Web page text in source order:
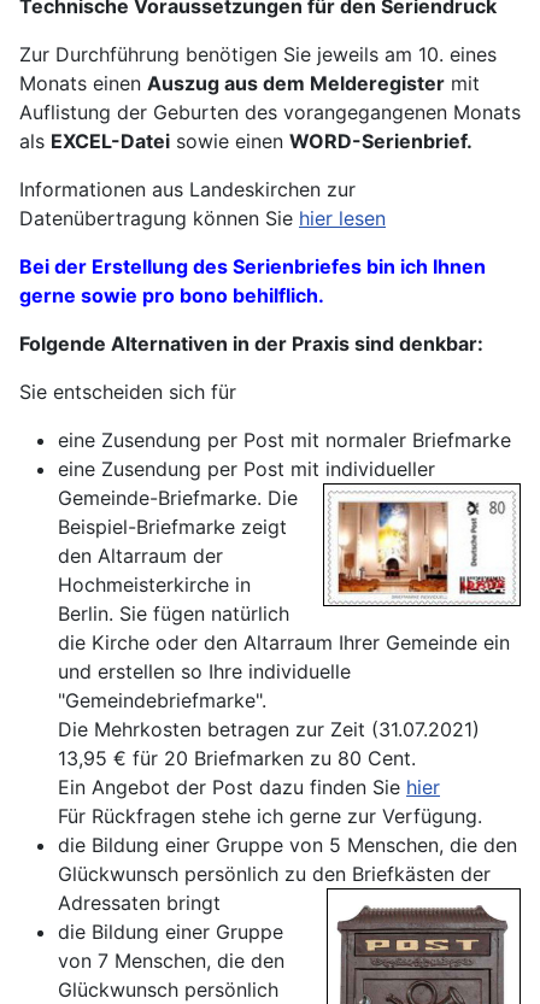
Technische Voraussetzungen für den Seriendruck
Zur Durchführung benötigen Sie jeweils am 10. eines
Monats einen Auszug aus dem Melderegister mit
Auflistung der Geburten des vorangegangenen Monats
als EXCEL-Datei sowie einen WORD-Serienbrief.
Informationen aus Landeskirchen zur
Datenübertragung können Sie hier lesen
Bei der Erstellung des Serienbriefes bin ich Ihnen
gerne sowie pro bono behilflich.
Folgende Alternativen in der Praxis sind denkbar:
Sie entscheiden sich für
eine Zusendung per Post mit normaler Briefmarke
eine Zusendung per Post mit individueller
Gemeinde-Briefmarke. Die
Beispiel-Briefmarke zeigt
den Altarraum der
Hochmeisterkirche in
Berlin. Sie fügen natürlich
die Kirche oder den Altarraum Ihrer Gemeinde ein
und erstellen so Ihre individuelle
"Gemeindebriefmarke".
Die Mehrkosten betragen zur Zeit (31.07.2021)
13,95 € für 20 Briefmarken zu 80 Cent.
Ein Angebot der Post dazu finden Sie hier
Für Rückfragen stehe ich gerne zur Verfügung.
die Bildung einer Gruppe von 5 Menschen, die den
Glückwunsch persönlich zu den Briefkästen der
Adressaten bringt
die Bildung einer Gruppe
von 7 Menschen, die den
Glückwunsch persönlich